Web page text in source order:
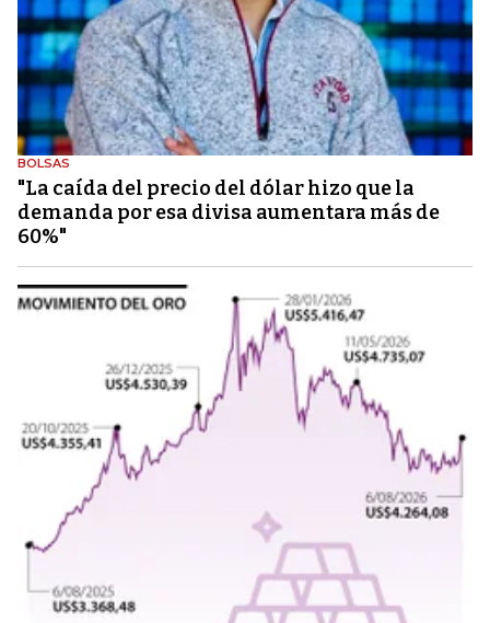
BOLSAS
"La caída del precio del dólar hizo que la
demanda por esa divisa aumentara más de
60%"